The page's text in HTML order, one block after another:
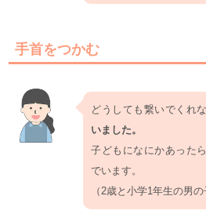
手首をつかむ
どうしても繋いでくれ
いました。
子どもになにかあった
でいます。
（2歳と小学1年生の男